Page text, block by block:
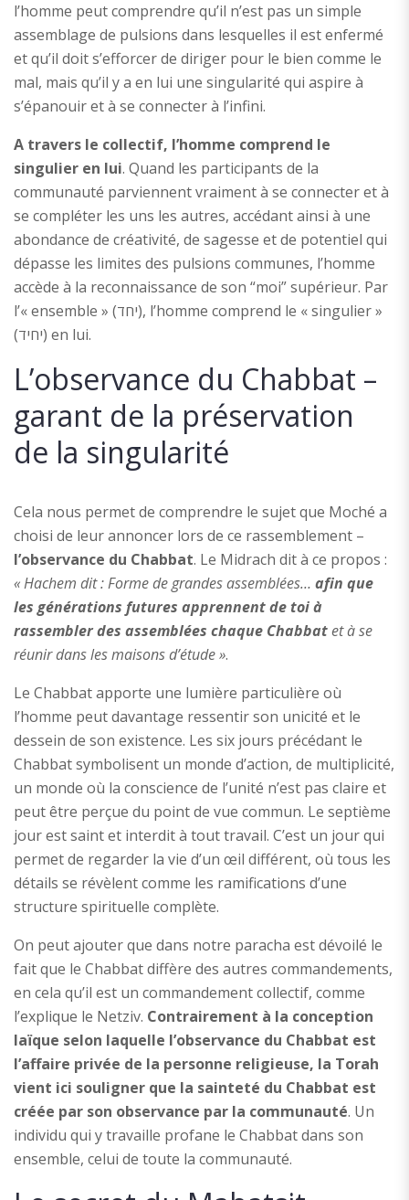
l’homme peut comprendre qu’il n’est pas un simple
assemblage de pulsions dans lesquelles il est enfermé
et qu’il doit s’efforcer de diriger pour le bien comme le
mal, mais qu’il y a en lui une singularité qui aspire à
s’épanouir et à se connecter à l’infini.
A travers le collectif, l’homme comprend le
singulier en lui. Quand les participants de la
communauté parviennent vraiment à se connecter et à
se compléter les uns les autres, accédant ainsi à une
abondance de créativité, de sagesse et de potentiel qui
dépasse les limites des pulsions communes, l’homme
accède à la reconnaissance de son “moi” supérieur. Par
l’« ensemble » (יחד), l’homme comprend le « singulier »
(יחיד) en lui.
L’observance du Chabbat –
garant de la préservation
de la singularité
Cela nous permet de comprendre le sujet que Moché a
choisi de leur annoncer lors de ce rassemblement –
l’observance du Chabbat. Le Midrach dit à ce propos :
« Hachem dit : Formede grandes assemblées… afin que
les générations futures apprennent de toi à
rassembler des assemblées chaque Chabbatet à se
réunir dans les maisons d’étude ».
Le Chabbat apporte une lumière particulière où
l’homme peut davantage ressentir son unicité et le
dessein de son existence. Les six jours précédant le
Chabbat symbolisent un monde d’action, de multiplicité,
un monde où la conscience de l’unité n’est pas claire et
peut être perçue du point de vue commun. Le septième
jour est saint et interdit à tout travail. C’est un jour qui
permet de regarder la vie d’un œil différent, où tous les
détails se révèlent comme les ramifications d’une
structure spirituelle complète.
On peut ajouter que dans notre paracha est dévoilé le
fait que le Chabbat diffère des autres commandements,
en cela qu’il est un commandement collectif, comme
l’explique le Netziv. Contrairement à la conception
laïque selon laquelle l’observance du Chabbat est
l’affaire privée de la personne religieuse, la Torah
vient ici souligner que la sainteté du Chabbat est
créée par son observance par la communauté. Un
individu qui y travaille profane le Chabbat dans son
ensemble, celui de toute la communauté.